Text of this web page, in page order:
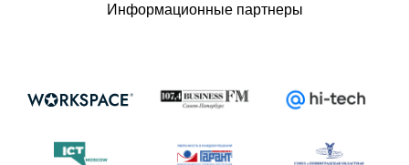
Информационные партнеры